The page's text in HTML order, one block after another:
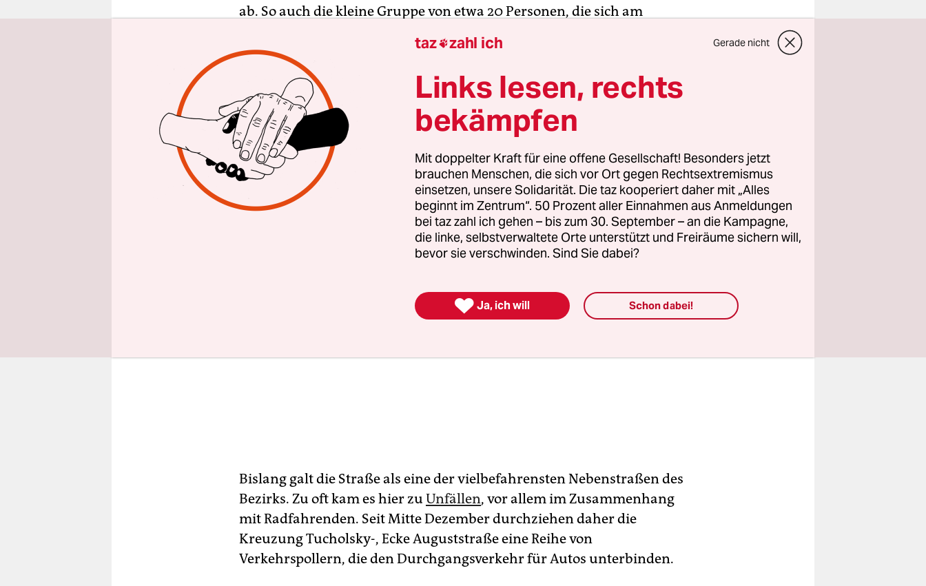
ab. So auch die kleine Gruppe von etwa 20 Personen, die sich am
Nord-Süd-Verbindung zwischen Tor- und Oranienburger Straße ihrer
neuen Bestimmung zu übergeben: Die Straße ist künftig eine
Fahrradstraße.
Anradeln bei minus vier Grad mit Mittes Verkehrsstadträtin Almut
Neumann (Grüne): Ein Mann war sogar extra aus Tempelhof
hergeradelt, um an der Einweihung bei den alles andere als
freundlichen Temperaturen teilzunehmen.
Bislang galt die Straße als eine der vielbefahrensten Nebenstraßen des
Bezirks. Zu oft kam es hier zu Unfällen, vor allem im Zusammenhang
mit Radfahrenden. Seit Mitte Dezember durchziehen daher die
Kreuzung Tucholsky-, Ecke Auguststraße eine Reihe von
Verkehrspollern, die den Durchgangsverkehr für Autos unterbinden.
taz zahl ich Gerade nicht
Links lesen, rechts
bekämpfen
Mit doppelter Kraft für eine offene Gesellschaft! Besonders jetzt
brauchen Menschen, die sich vor Ort gegen Rechtsextremismus
einsetzen, unsere Solidarität. Die taz kooperiert daher mit „Alles
beginnt im Zentrum“. 50 Prozent aller Einnahmen aus Anmeldungen
bei taz zahl ich gehen – bis zum 30. September – an die Kampagne,
die linke, selbstverwaltete Orte unterstützt und Freiräume sichern will,
bevor sie verschwinden. Sind Sie dabei?
 Ja, ich will Schon dabei!